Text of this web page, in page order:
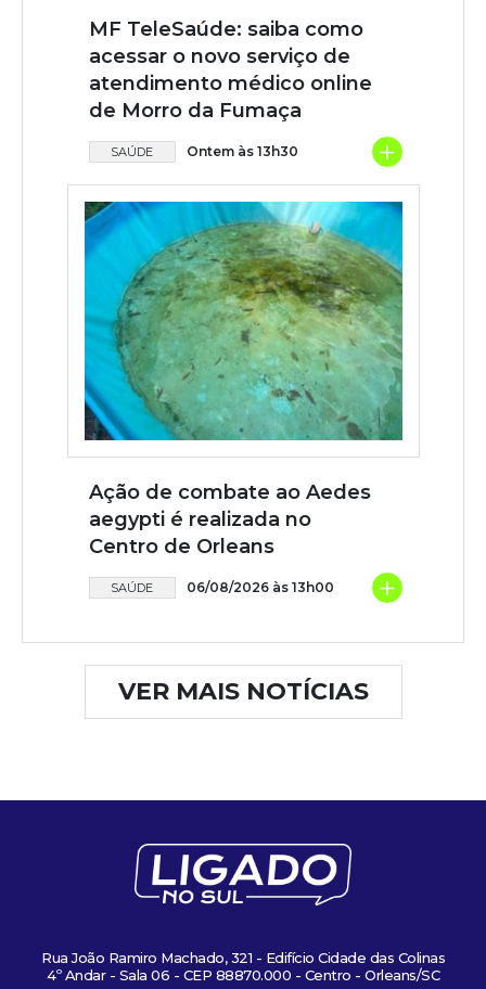
MF TeleSaúde: saiba como
acessar o novo serviço de
atendimento médico online
de Morro da Fumaça
SAÚDE Ontem às 13h30 +
Ação de combate ao Aedes
aegypti é realizada no
Centro de Orleans
SAÚDE 06/08/2026 às 13h00 +
VER MAIS NOTÍCIAS
Rua João Ramiro Machado, 321 - Edifício Cidade das Colinas
4º Andar - Sala 06 - CEP 88870.000 - Centro - Orleans/SC